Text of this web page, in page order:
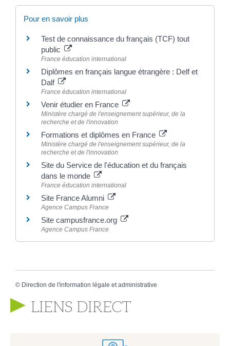
Pour en savoir plus
Test de connaissance du français (TCF) tout
public
France éducation international
Diplômes en français langue étrangère : Delf et
Dalf
France éducation international
Venir étudier en France
Ministère chargé de l'enseignement supérieur, de la
recherche et de l'innovation
Formations et diplômes en France
Ministère chargé de l'enseignement supérieur, de la
recherche et de l'innovation
Site du Service de l'éducation et du français
dans le monde
France éducation international
Site France Alumni
Agence Campus France
Site campusfrance.org
Agence Campus France
© Direction de l'information légale et administrative
LIENS DIRECT